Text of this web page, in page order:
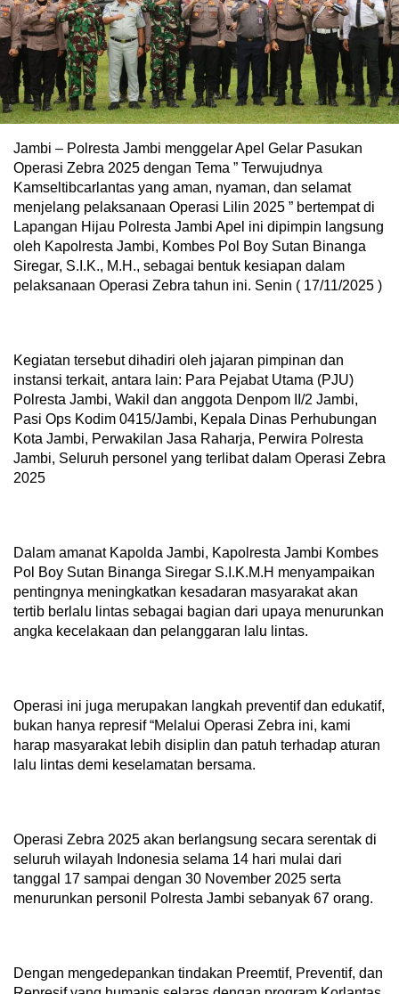
Jambi – Polresta Jambi menggelar Apel Gelar Pasukan
Operasi Zebra 2025 dengan Tema ” Terwujudnya
Kamseltibcarlantas yang aman, nyaman, dan selamat
menjelang pelaksanaan Operasi Lilin 2025 ” bertempat di
Lapangan Hijau Polresta Jambi Apel ini dipimpin langsung
oleh Kapolresta Jambi, Kombes Pol Boy Sutan Binanga
Siregar, S.I.K., M.H., sebagai bentuk kesiapan dalam
pelaksanaan Operasi Zebra tahun ini. Senin ( 17/11/2025 )
Kegiatan tersebut dihadiri oleh jajaran pimpinan dan
instansi terkait, antara lain: Para Pejabat Utama (PJU)
Polresta Jambi, Wakil dan anggota Denpom II/2 Jambi,
Pasi Ops Kodim 0415/Jambi, Kepala Dinas Perhubungan
Kota Jambi, Perwakilan Jasa Raharja, Perwira Polresta
Jambi, Seluruh personel yang terlibat dalam Operasi Zebra
2025
Dalam amanat Kapolda Jambi, Kapolresta Jambi Kombes
Pol Boy Sutan Binanga Siregar S.I.K.M.H menyampaikan
pentingnya meningkatkan kesadaran masyarakat akan
tertib berlalu lintas sebagai bagian dari upaya menurunkan
angka kecelakaan dan pelanggaran lalu lintas.
Operasi ini juga merupakan langkah preventif dan edukatif,
bukan hanya represif “Melalui Operasi Zebra ini, kami
harap masyarakat lebih disiplin dan patuh terhadap aturan
lalu lintas demi keselamatan bersama.
Operasi Zebra 2025 akan berlangsung secara serentak di
seluruh wilayah Indonesia selama 14 hari mulai dari
tanggal 17 sampai dengan 30 November 2025 serta
menurunkan personil Polresta Jambi sebanyak 67 orang.
Dengan mengedepankan tindakan Preemtif, Preventif, dan